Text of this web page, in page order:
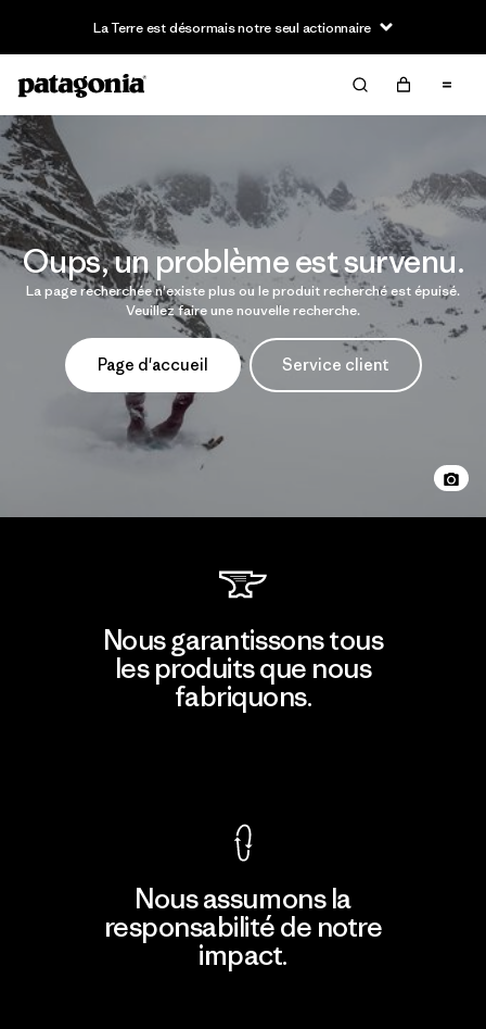
La Terre est désormais notre seul actionnaire
Oups, un problème est survenu.
La page recherchée n'existe plus ou le produit recherché est épuisé.
Veuillez faire une nouvelle recherche.
Page d'accueil Service client
Nous garantissons tous
les produits que nous
fabriquons.
Nous assumons la
responsabilité de notre
impact.